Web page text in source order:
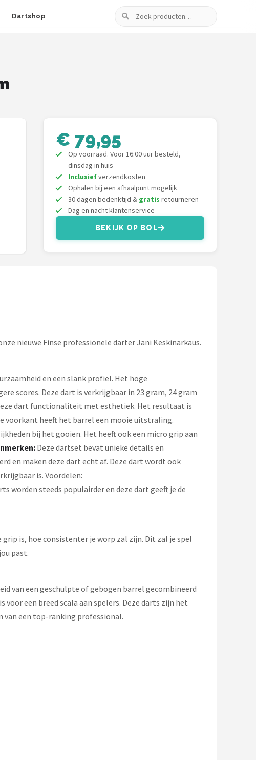
Dartshop
Zoeken
€ 79,95
Op voorraad. Voor 16:00 uur besteld,
dinsdag in huis
Inclusiefverzendkosten
Ophalen bij een afhaalpunt mogelijk
30 dagen bedenktijd & gratis retourneren
Dag en nacht klantenservice
BEKIJK OP BOL
nieuwe Finse professionele darter Jani Keskinarkaus.
en een slank profiel. Het hoge
scores. Deze dart is verkrijgbaar in 23 gram, 24 gram
dart functionaliteit met esthetiek. Het resultaat is
voorkant heeft het barrel een mooie uitstraling.
bij het gooien. Het heeft ook een micro grip aan
Deze dartset bevat unieke details en
en maken deze dart echt af. Deze dart wordt ook
is. Voordelen:
worden steeds populairder en deze dart geeft je de
is, hoe consistenter je worp zal zijn. Dit zal je spel
past.
van een geschulpte of gebogen barrel gecombineerd
een breed scala aan spelers. Deze darts zijn het
van een top-ranking professional.